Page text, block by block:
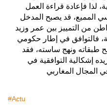
لذا فإعادة قراءة العمل
المميع، قد يصبح المدخل
من التمييز بين عمر وزيد
فالتوافق في إطار حكومي
طبقاته ونهج ساسته، فقد
إشكالية التوافقية في
المجال المغاربي
#Actu